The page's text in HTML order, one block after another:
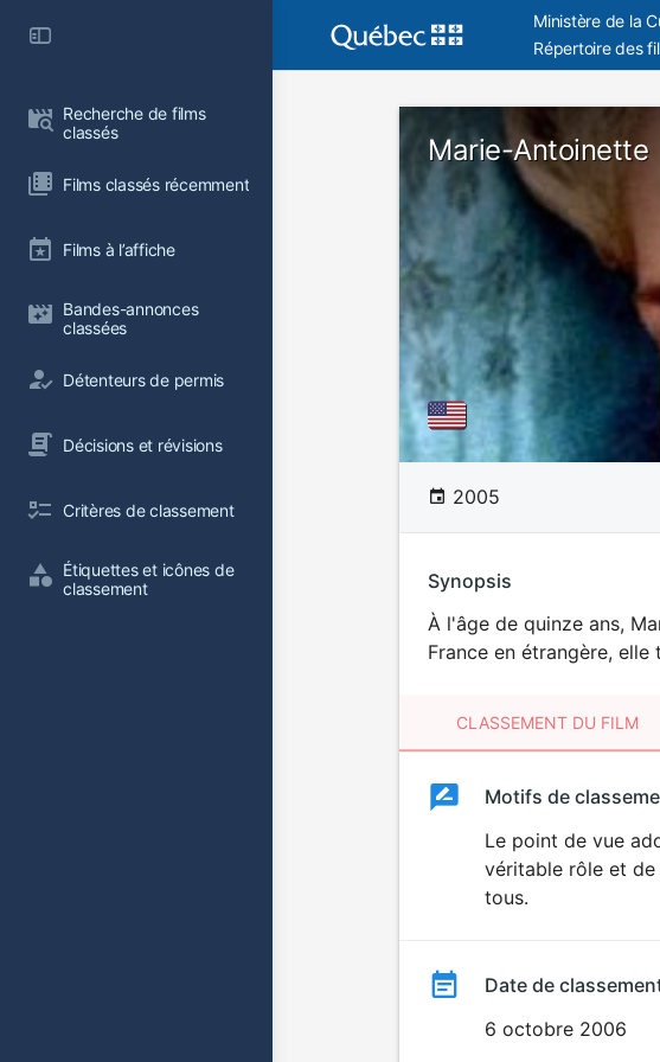
Recherche de films
classés
Films classés récemment
Films à l’affiche
Bandes-annonces
classées
Détenteurs de permis
Décisions et révisions
Critères de classement
Étiquettes et icônes de
classement
Ministère de la
Répertoire des
Marie-Antoinette
2005
Synopsis
À l'âge de quinze ans,
France en étrangère,
CLASSEMENT DU FILM
ClassementClassement
Motifs de
Le point de vue
véritable rôle et
tous.
Date de
6 octobre 2006